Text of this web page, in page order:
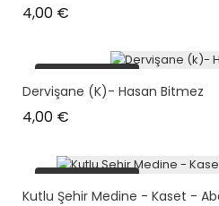
4,00 €
plus en stock
Dervişane (k)- Hasan Bitmez
4,00 €
plus en stock
Kutlu Şehir Medine - Kaset -